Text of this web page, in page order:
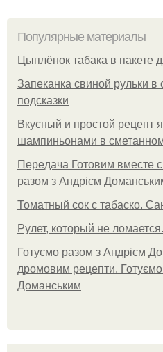
Популярные материалы
Цыплёнок табака в пакете
Запеканка свиной рульки в
подсказки
Вкусный и простой рецепт
шампиньонами в
Передача Готовим вместе
разом з Андрієм
Томатный сок с табаско.
Рулет, который не ломается.
Готуємо разом з Андрієм
дромовим рецепти.
Доманським